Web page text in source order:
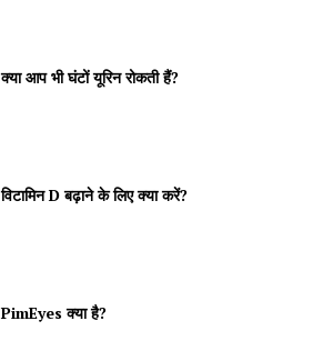
क्या आप भी घंटों यूरिन रोकती हैं?
विटामिन D बढ़ाने के लिए क्या करें?
PimEyes क्या है?